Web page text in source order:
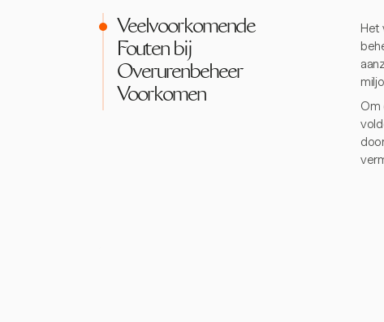
Veelvoorkomende
Fouten bij
Overurenbeheer
Voorkomen
Het
Om